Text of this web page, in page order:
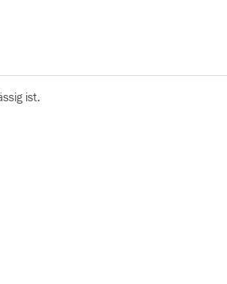
ist.